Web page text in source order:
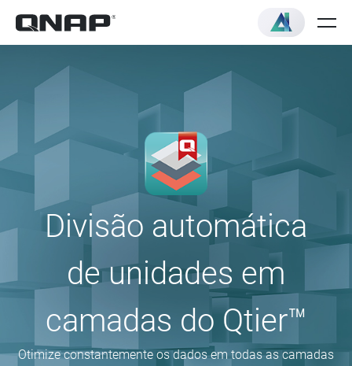
Divisão automática
de unidades em
camadas do Qtier™
Otimize constantemente os dados em todas as camadas